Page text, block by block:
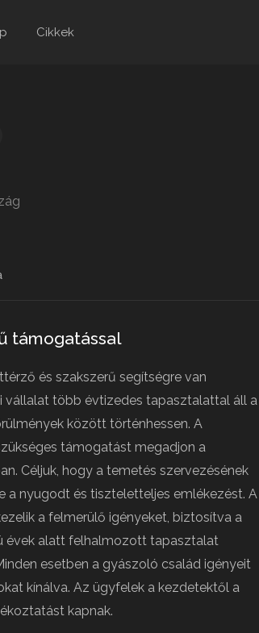
Cikkek
támogatással
és szakszerű segítségre van
vállalat több évtizedes tapasztalattal áll a
között történhessen. A
támogatást megadjon a
Céljuk, hogy a temetés szervezésének
a nyugodt és tiszteletteljes emlékezést. A
a felmerülő igényeket, biztosítva a
évek alatt felhalmozott tapasztalat
esetben a gyászoló család igényeit
kínálva. Az ügyfelek a kezdetektől a
kapnak.